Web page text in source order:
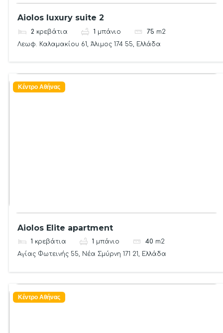
Aiolos luxury suite 2
2 κρεβάτια 1 μπάνιο 75 m2
Λεωφ. Καλαμακίου 61, Άλιμος 174 55, Ελλάδα
Κέντρο Αθήνας
Aiolos Elite apartment
1 κρεβάτια 1 μπάνιο 40 m2
Αγίας Φωτεινής 55, Νέα Σμύρνη 171 21, Ελλάδα
Κέντρο Αθήνας